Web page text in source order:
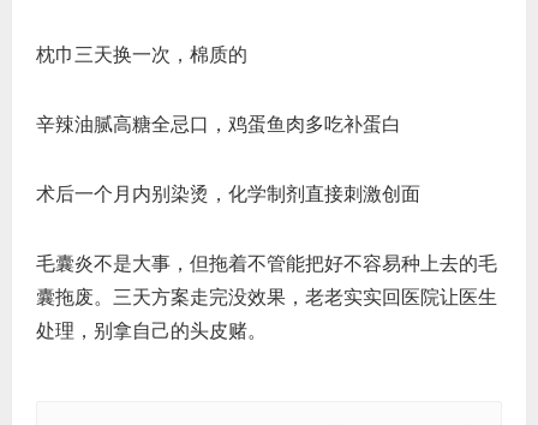
枕巾三天换一次，棉质的
辛辣油腻高糖全忌口，鸡蛋鱼肉多吃补蛋白
术后一个月内别染烫，化学制剂直接刺激创面
毛囊炎不是大事，但拖着不管能把好不容易种上去的毛
囊拖废。三天方案走完没效果，老老实实回医院让医生
处理，别拿自己的头皮赌。